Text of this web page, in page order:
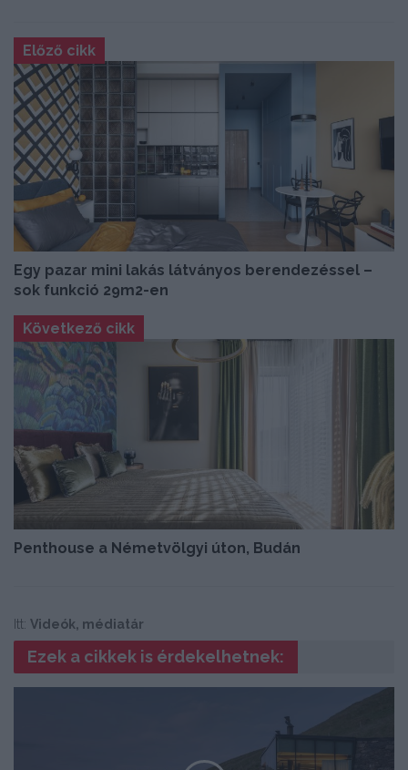
Előző cikk
Egy pazar mini lakás látványos berendezéssel –
sok funkció 29m2-en
Következő cikk
Penthouse a Németvölgyi úton, Budán
Itt: Videók, médiatár
Ezek a cikkek is érdekelhetnek: